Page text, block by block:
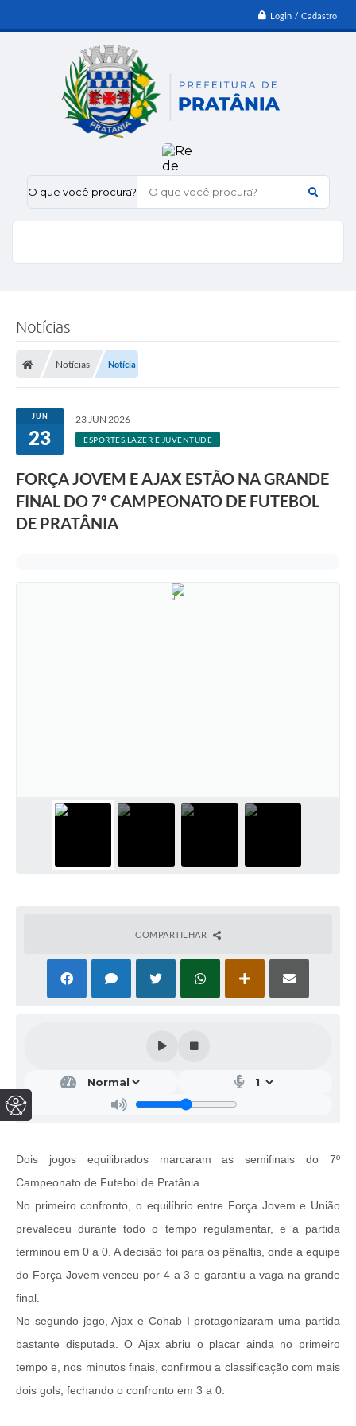
Login / Cadastro
O que você procura?
Notícias
Notícias Notícia
JUN
23
23 JUN 2026
ESPORTES,LAZER E JUVENTUDE
FORÇA JOVEM E AJAX ESTÃO NA GRANDE
FINAL DO 7º CAMPEONATO DE FUTEBOL
DE PRATÂNIA
COMPARTILHAR
Dois jogos equilibrados marcaram as semifinais do 7º
Campeonato de Futebol de Pratânia.
No primeiro confronto, o equilíbrio entre Força Jovem e União
prevaleceu durante todo o tempo regulamentar, e a partida
terminou em 0 a 0. A decisão foi para os pênaltis, onde a equipe
do Força Jovem venceu por 4 a 3 e garantiu a vaga na grande
final.
No segundo jogo, Ajax e Cohab I protagonizaram uma partida
bastante disputada. O Ajax abriu o placar ainda no primeiro
tempo e, nos minutos finais, confirmou a classificação com mais
dois gols, fechando o confronto em 3 a 0.